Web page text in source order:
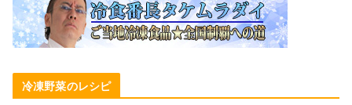
冷凍野菜のレシピ